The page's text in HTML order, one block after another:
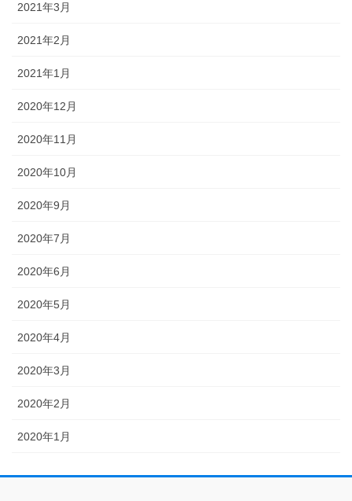
2021年3月
2021年2月
2021年1月
2020年12月
2020年11月
2020年10月
2020年9月
2020年7月
2020年6月
2020年5月
2020年4月
2020年3月
2020年2月
2020年1月